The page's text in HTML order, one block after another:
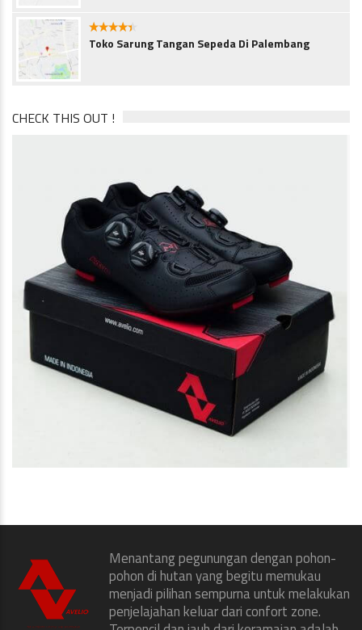
4.3
Toko Sarung Tangan Sepeda Di Palembang
CHECK THIS OUT !
Menantang pegunungan dengan pohon-
pohon di hutan yang begitu memukau
menjadi pilihan sempurna untuk melakukan
penjelajahan keluar dari confort zone.